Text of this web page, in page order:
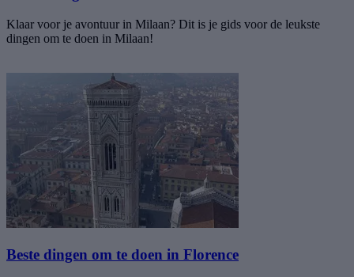
Klaar voor je avontuur in Milaan? Dit is je gids voor de leukste
dingen om te doen in Milaan!
Beste dingen om te doen in Florence